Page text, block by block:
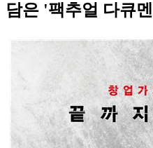
담은 '팩추얼 다큐